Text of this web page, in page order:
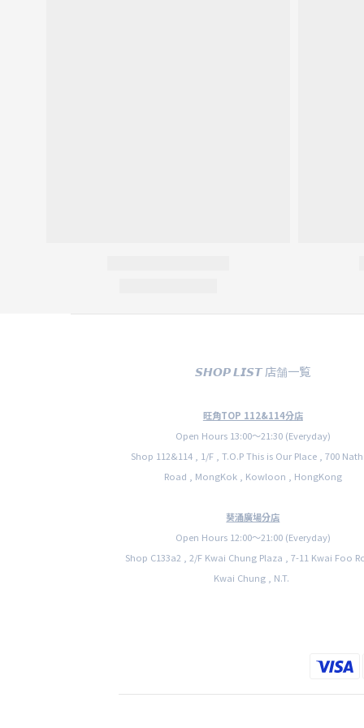
𝙎𝙃𝙊𝙋 𝙇𝙄𝙎𝙏 店舗一覧
旺角TOP 112&114分店
Open Hours 13:00〜21:30 (Everyday)
Shop 112&114 , 1/F , T.O.P This is Our Place , 700
Road , MongKok , Kowloon , HongKong
葵涌廣場分店
Open Hours 12:00〜21:00 (Everyday)
Shop C133a2 , 2/F Kwai Chung Plaza , 7-11 Kwai Foo
Kwai Chung , N.T.